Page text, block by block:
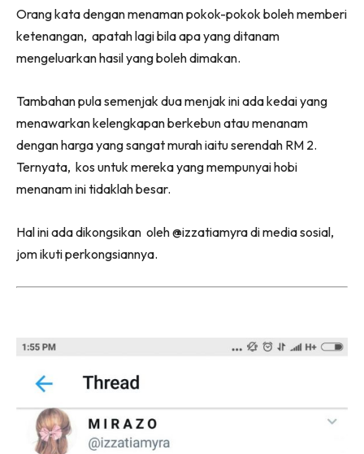
(Twitter)
Orang kata dengan menaman pokok-pokok boleh memberi
ketenangan, apatah lagi bila apa yang ditanam
mengeluarkan hasil yang boleh dimakan.
Tambahan pula semenjak dua menjak ini ada kedai yang
menawarkan kelengkapan berkebun atau menanam
dengan harga yang sangat murah iaitu serendah RM 2.
Ternyata, kos untuk mereka yang mempunyai hobi
menanam ini tidaklah besar.
Hal ini ada dikongsikan oleh @izzatiamyra di media sosial,
jom ikuti perkongsiannya.